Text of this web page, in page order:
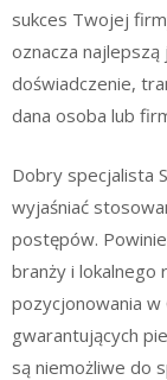
sukces Twojej
oznacza najlepszą
doświadczenie,
dana osoba lub
Dobry specjalista
wyjaśniać
postępów.
branży i lokalnego
pozycjonowania w
gwarantujących
są niemożliwe do